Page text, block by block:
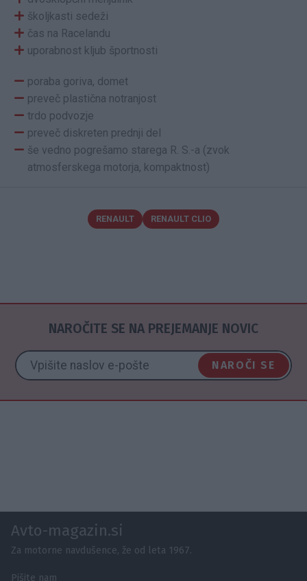
školjkasti sedeži
čas na Racelandu
uporabnost kljub športnosti
poraba goriva, domet
preveč plastična notranjost
trdo podvozje
preveč diskreten prednji del
še vedno pogrešamo starega R. S.-a (zvok
atmosferskega motorja, kompaktnost)
RENAULT RENAULT CLIO
NAROČITE SE NA PREJEMANJE NOVIC
NAROČI SE
Avto-magazin.si
Za motorne navdušence, že od leta 1967.
Pišite nam